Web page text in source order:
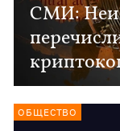
СМИ:
ОБЩЕСТВО